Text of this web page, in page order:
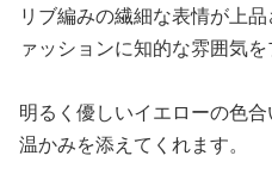
リブ編みの繊細な表情が上
ァッションに知的な雰囲気を
明るく優しいイエローの色
温かみを添えてくれます。